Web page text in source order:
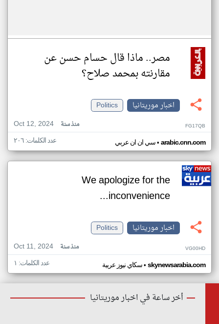
مصر.. ماذا قال حسام حسن عن
مقارنته بمحمد صلاح؟
اخبار موريتانيا
Politics
Oct 12, 2024
منذ سنة FG17QB
سي ان ان عربي• arabic.cnn.com عدد الكلمات: ٢٠٦
We apologize for the
inconvenience...
اخبار موريتانيا
Politics
Oct 11, 2024
منذ سنة VG00HD
سكاي نيوز عربية• skynewsarabia.com عدد الكلمات: ١
أخر ساعة في اخبار موريتانيا